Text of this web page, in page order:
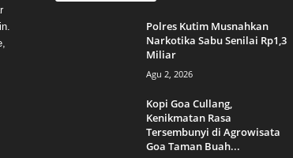
Polres Kutim Musnahkan
Narkotika Sabu Senilai Rp1,3
Miliar
Agu 2, 2026
Kopi Goa Cullang,
Kenikmatan Rasa
Tersembunyi di Agrowisata
Goa Taman Buah...